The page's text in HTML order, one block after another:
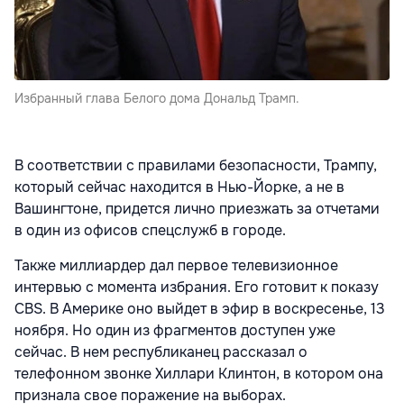
Избранный глава Белого дома Дональд Трамп.
В соответствии с правилами безопасности, Трампу,
который сейчас находится в Нью-Йорке, а не в
Вашингтоне, придется лично приезжать за отчетами
в один из офисов спецслужб в городе.
Также миллиардер дал первое телевизионное
интервью с момента избрания. Его готовит к показу
CBS. В Америке оно выйдет в эфир в воскресенье, 13
ноября. Но один из фрагментов доступен уже
сейчас. В нем республиканец рассказал о
телефонном звонке Хиллари Клинтон, в котором она
признала свое поражение на выборах.